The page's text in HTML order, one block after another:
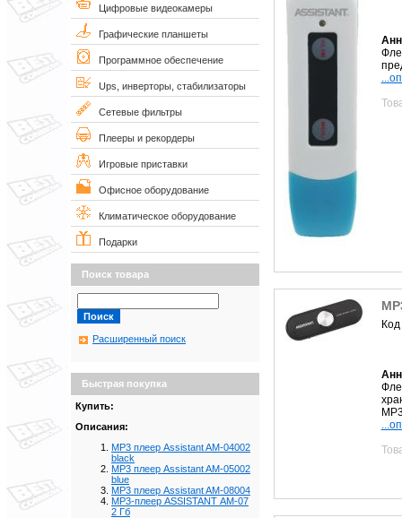
Цифровые видеокамеры
Графические планшеты
Программное обеспечение
Ups, инверторы, стабилизаторы
Сетевые фильтры
Плееры и рекордеры
Игровые приставки
Офисное оборудование
Климатическое оборудование
Подарки
Поиск товара
Расширенный поиск
Быстрая покупка
Купить:
Описания:
MP3 плеер Assistant AM-04002
black
MP3 плеер Assistant AM-05002
blue
MP3 плеер Assistant AM-08004
МР3-плеер ASSISTANT АМ-07
2 Гб